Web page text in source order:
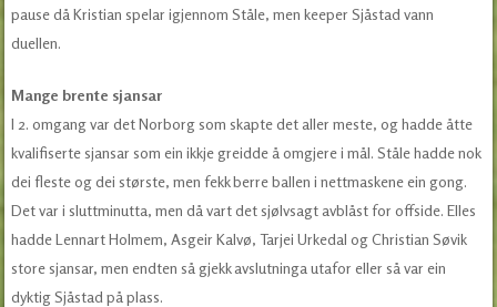
pause då Kristian spelar igjennom Ståle, men keeper Sjåstad vann
duellen.
Mange brente sjansar
I 2. omgang var det Norborg som skapte det aller meste, og hadde åtte
kvalifiserte sjansar som ein ikkje greidde å omgjere i mål. Ståle hadde nok
dei fleste og dei største, men fekk berre ballen i nettmaskene ein gong.
Det var i sluttminutta, men då vart det sjølvsagt avblåst for offside. Elles
hadde Lennart Holmem, Asgeir Kalvø, Tarjei Urkedal og Christian Søvik
store sjansar, men endten så gjekk avslutninga utafor eller så var ein
dyktig Sjåstad på plass.